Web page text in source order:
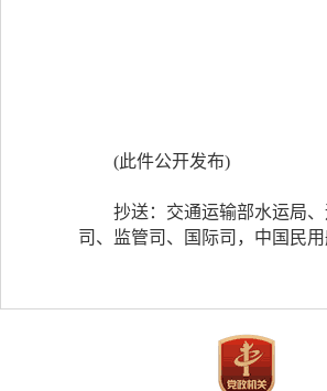
(此件公开发布)
抄送：交通运输部水运局、
司、监管司、国际司，中国民用